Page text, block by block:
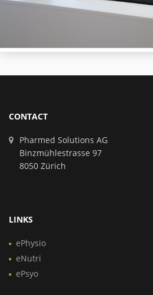
CONTACT
Pharmed Solutions AG
Binzmühlestrasse 97
8050 Zürich
LINKS
ePhysio
eNutri
ePsyo